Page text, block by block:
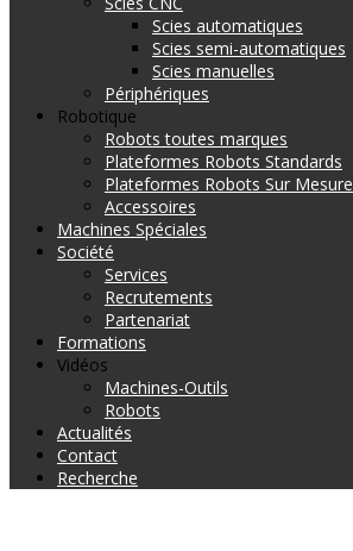
Scies automatiques
Scies semi-automatiques
Scies manuelles
Périphériques
Robotique
Robots toutes marques
Plateformes Robots Standards
Plateformes Robots Sur Mesure
Accessoires
Machines Spéciales
Société
Services
Recrutements
Partenariat
Formations
Vidéos
Machines-Outils
Robots
Actualités
Contact
Recherche